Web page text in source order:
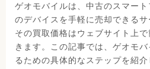
ゲオモバイルは、中古のスマー
のデバイスを手軽に売却できるサ
その買取価格はウェブサイト上
きます。この記事では、ゲオモ
るための具体的なステップを紹介